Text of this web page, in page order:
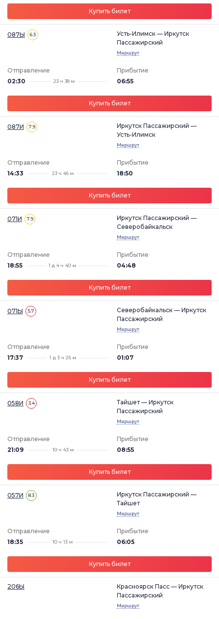
Купить билет
087Ы 6.3
Усть-Илимск — Иркутск
Пассажирский
Маршрут
Отправление
02:30
23 ч 38 м
Прибытие
06:55
Купить билет
087И 7.9
Иркутск Пассажирский —
Усть-Илимск
Маршрут
Отправление
14:33
23 ч 46 м
Прибытие
18:50
Купить билет
071И 7.9
Иркутск Пассажирский —
Северобайкальск
Маршрут
Отправление
18:55
1 д 4 ч 40 м
Прибытие
04:48
Купить билет
071Ы 5.7
Северобайкальск — Иркутск
Пассажирский
Маршрут
Отправление
17:37
1 д 3 ч 25 м
Прибытие
01:07
Купить билет
058И 3.4
Тайшет — Иркутск
Пассажирский
Маршрут
Отправление
21:09
10 ч 43 м
Прибытие
08:55
Купить билет
057И 8.3
Иркутск Пассажирский —
Тайшет
Маршрут
Отправление
18:35
10 ч 13 м
Прибытие
06:05
Купить билет
206Ы
Красноярск Пасс — Иркутск
Пассажирский
Маршрут